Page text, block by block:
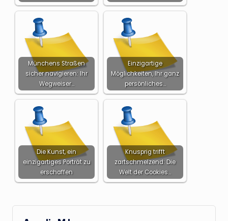
Münchens Straßen
sicher navigieren: Ihr
Wegweiser…
Einzigartige
Möglichkeiten, Ihr ganz
persönliches…
Die Kunst, ein
einzigartiges Porträt zu
erschaffen
Knusprig trifft
zartschmelzend: Die
Welt der Cookies…